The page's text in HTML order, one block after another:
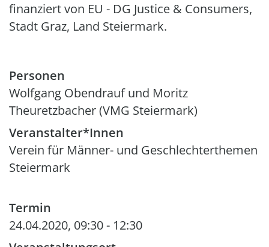
finanziert von EU - DG Justice & Consumers,
Stadt Graz, Land Steiermark.
Personen
Wolfgang Obendrauf und Moritz
Theuretzbacher (VMG Steiermark)
Veranstalter*Innen
Verein für Männer- und Geschlechterthemen
Steiermark
Termin
24.04.2020, 09:30- 12:30